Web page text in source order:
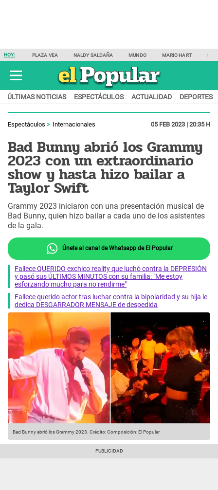
HOY: PLAZA VEA NALDY SALDAÑA MUNDO MARIO HART
ÚLTIMAS NOTICIAS ESPECTÁCULOS ACTUALIDAD DEPORTES
Espectáculos Internacionales 05 FEB 2023 | 20:35 H
Bad Bunny abrió los Grammy
2023 con un extraordinario
show y hasta hizo bailar a
Taylor Swift
Grammy 2023 iniciaron con una presentación musical de
Bad Bunny, quien hizo bailar a cada uno de los asistentes
de la gala.
Únete al canal de Whatsapp de El Popular
Fallece QUERIDO exchico reality que luchó contra la DEPRESIÓN
y pasó sus ÚLTIMOS MINUTOS con su familia: "Me estoy
esforzando mucho para no rendirme"
Fallece querido actor tras luchar contra la bipolaridad y su hija le
dedica DESGARRADOR MENSAJE de despedida
Bad Bunny abrió los Grammy 2023. Crédito: Composición: El Popular